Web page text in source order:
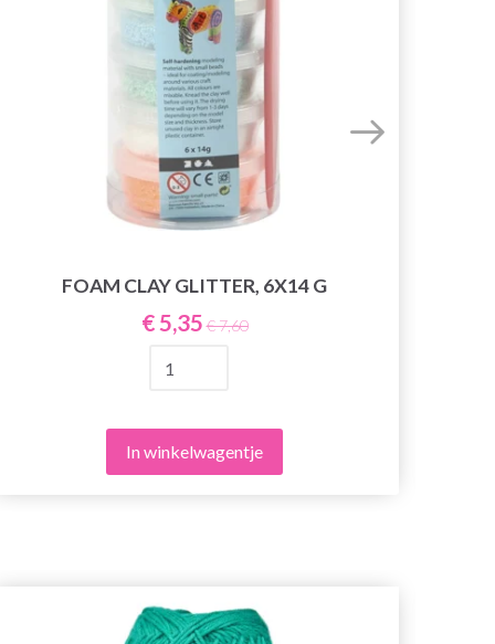
FOAM CLAY GLITTER, 6X14 G
€ 5,35 € 7,60
In winkelwagentje